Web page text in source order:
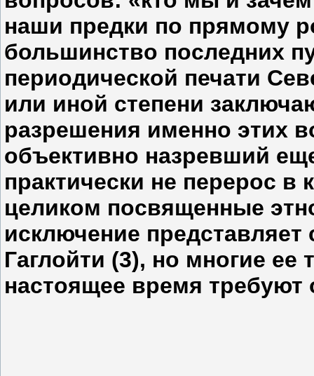
наши предки по прямому
большинство последних
периодической печати
или иной степени
разрешения именно этих
объективно назревший
практически не перерос в
целиком посвященные
исключение
Гаглойти (3), но многие ее
настоящее время требуют